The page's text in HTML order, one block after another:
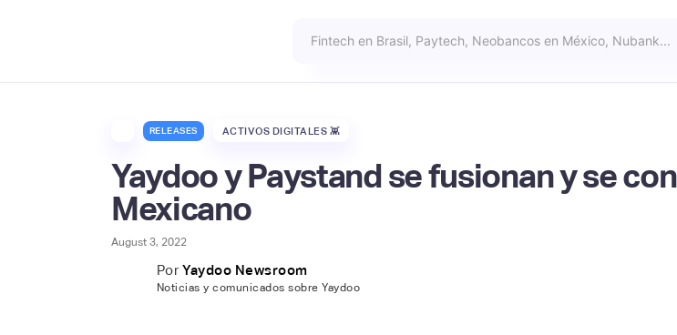
RELEASES ACTIVOS DIGITALES 👾
Yaydoo y Paystand se fusionan y se
Mexicano
August 3, 2022
Por Yaydoo Newsroom
Noticias y comunicados sobre Yaydoo